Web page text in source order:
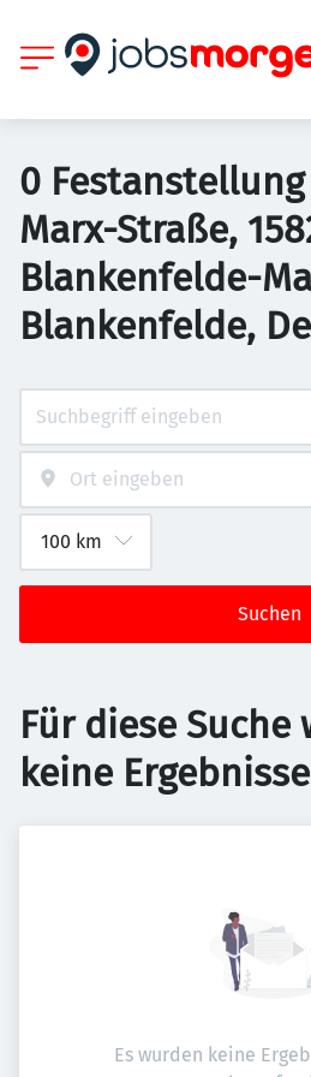
0
Marx-Straße,
Blankenfelde-
Blankenfelde,
Suchen
Für diese Suche
keine
Es wurden keine